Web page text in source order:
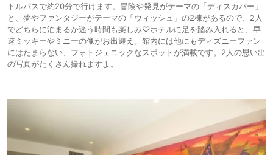
トルバスで約20分で行けます。冒険や発見がテーマの「ディスカバー」
と、夢やファンタジーがテーマの「ウィッシュ」の2棟があるので、2人
でどちらに泊まるか迷う時間も楽しみ♡ホテルに足を踏み入れると、早
速ミッキーやミニーの像がお出迎え。館内には他にもディズニーファン
にはたまらない、フォトジェニックなスポットが満載です。2人の思い出
の写真がたくさん撮れますよ。